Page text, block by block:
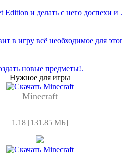
и делать с него доспехи и
в игру всё необходимое для
новые предметы!.
Нужное для игры
Minecraft
1.18 [131.85 МБ]